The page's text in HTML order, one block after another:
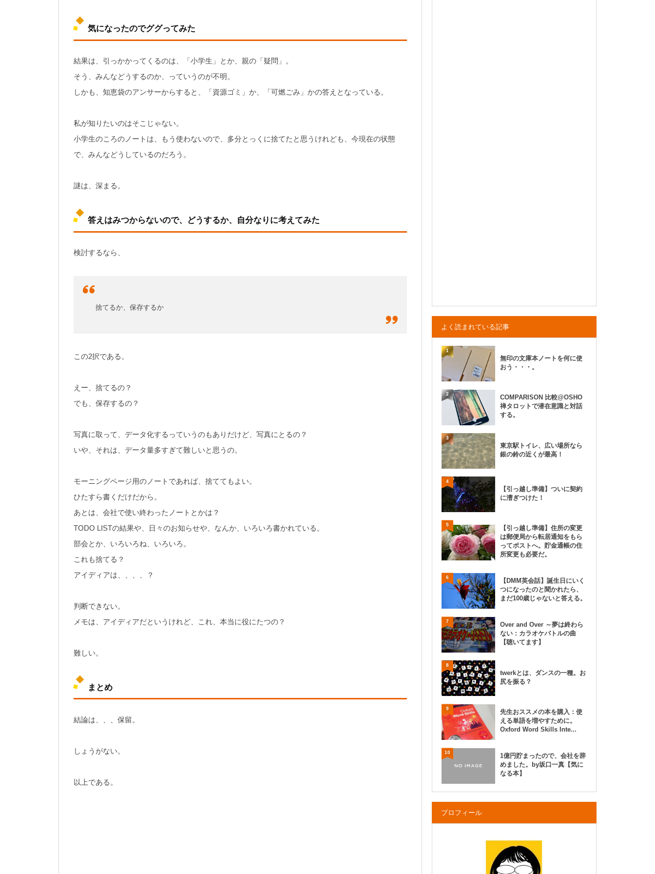
気になったのでググってみた
結果は、引っかかってくるのは、「小学生」とか、親の「疑問」。
そう、みんなどうするのか、っていうのが不明。
しかも、知恵袋のアンサーからすると、「資源ゴミ」か、「可燃ごみ」かの答えとなっている。
私が知りたいのはそこじゃない。
小学生のころのノートは、もう使わないので、多分とっくに捨てたと思うけれども、今現在の状態
で、みんなどうしているのだろう。
謎は、深まる。
答えはみつからないので、どうするか、自分なりに考えてみた
検討するなら、
捨てるか、保存するか
この2択である。
えー、捨てるの？
でも、保存するの？
写真に取って、データ化するっていうのもありだけど、写真にとるの？
いや、それは、データ量多すぎて難しいと思うの。
モーニングページ用のノートであれば、捨ててもよい。
ひたすら書くだけだから。
あとは、会社で使い終わったノートとかは？
TODO LISTの結果や、日々のお知らせや、なんか、いろいろ書かれている。
部会とか、いろいろね、いろいろ。
これも捨てる？
アイディアは、、、、？
判断できない。
メモは、アイディアだというけれど、これ、本当に役にたつの？
難しい。
まとめ
結論は、、、保留。
しょうがない。
以上である。
よく読まれている記事
1
無印の文庫本ノートを何に使
おう・・・。
2
COMPARISON 比較@OSHO
禅タロットで潜在意識と対話
する。
3
東京駅トイレ、広い場所なら
銀の鈴の近くが最高！
4
【引っ越し準備】ついに契約
に漕ぎつけた！
5
【引っ越し準備】住所の変更
は郵便局から転居通知をもら
ってポストへ。貯金通帳の住
所変更も必要だ。
6
【DMM英会話】誕生日にいく
つになったのと聞かれたら、
まだ100歳じゃないと答える。
7
Over and Over ～夢は終わら
ない：カラオケバトルの曲
【聴いてます】
8
twerkとは、ダンスの一種。お
尻を振る？
9
先生おススメの本を購入：使
える単語を増やすために。
Oxford Word Skills Inte...
10
1億円貯まったので、会社を辞
めました。by坂口一真【気に
なる本】
プロフィール